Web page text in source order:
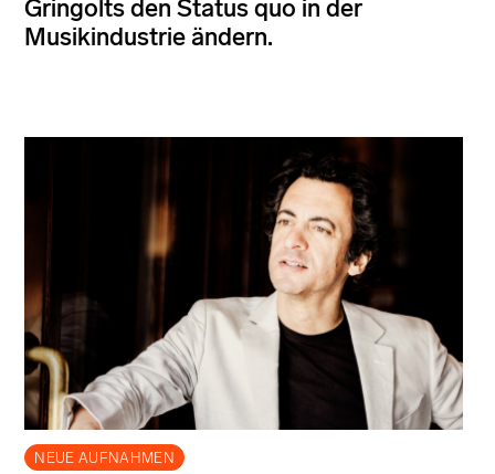
Gringolts den Status quo in der
Musikindustrie ändern.
NEUE AUFNAHMEN